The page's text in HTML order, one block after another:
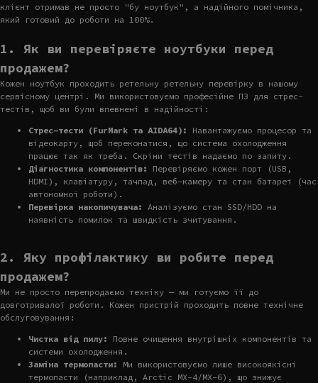
клієнт отримав не просто "бу ноутбук", а надійного помічника,
який готовий до роботи на 100%.
1. Як ви перевіряєте ноутбуки перед
продажем?
Кожен ноутбук проходить ретельну ретельну перевірку в нашому
сервісному центрі. Ми використовуємо професійне ПЗ для стрес-
тестів, щоб ви були впевнені в надійності:
Стрес-тести (FurMark та AIDA64):
Навантажуємо процесор та
відеокарту, щоб переконатися, що система охолодження
працює так як треба. Скріни тестів надаємо по запиту.
Діагностика компонентів:
Перевіряємо кожен порт (USB,
HDMI), клавіатуру, тачпад, веб-камеру та стан батареї (час
автономної роботи).
Перевірка накопичувача:
Аналізуємо стан SSD/HDD на
наявність помилок та швидкість зчитування.
2. Яку профілактику ви робите перед
продажем?
Ми не просто перепродаємо техніку — ми готуємо її до
довготривалої роботи. Кожен пристрій проходить повне технічне
обслуговування:
Чистка від пилу:
Повне очищення внутрішніх компонентів та
системи охолодження.
Заміна термопасти:
Ми використовуємо лише високоякісні
термопасти (наприклад, Arctic MX-4/MX-6), що знижує